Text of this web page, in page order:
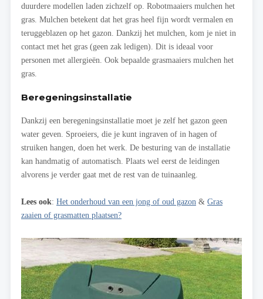
duurdere modellen laden zichzelf op. Robotmaaiers mulchen het
gras. Mulchen betekent dat het gras heel fijn wordt vermalen en
teruggeblazen op het gazon. Dankzij het mulchen, kom je niet in
contact met het gras (geen zak ledigen). Dit is ideaal voor
personen met allergieën. Ook bepaalde grasmaaiers mulchen het
gras.
Beregeningsinstallatie
Dankzij een beregeningsinstallatie moet je zelf het gazon geen
water geven. Sproeiers, die je kunt ingraven of in hagen of
struiken hangen, doen het werk. De besturing van de installatie
kan handmatig of automatisch. Plaats wel eerst de leidingen
alvorens je verder gaat met de rest van de tuinaanleg.
Lees ook: Het onderhoud van een jong of oud gazon & Gras
zaaien of grasmatten plaatsen?